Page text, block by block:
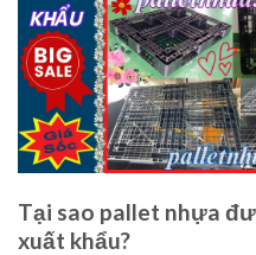
Tại sao pallet nhựa
xuất khẩu?